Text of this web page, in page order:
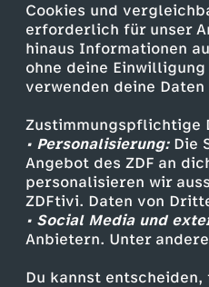
Cookies und
erforderlich für unser
hinaus Informationen
ohne deine
verwenden deine
Zustimmungspflichtige
• Personalisierung:Die
Angebot des ZDF an
personalisieren wir
ZDFtivi. Daten von
• Social Media und
Anbietern. Unter
Du kannst
Ähnliche